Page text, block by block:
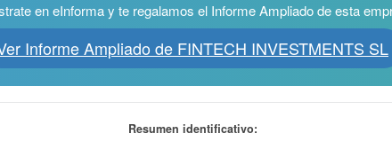
en eInforma y te regalamos el Informe Ampliado de esta
Informe Ampliado de FINTECH INVESTMENTS SL
Resumen identificativo: